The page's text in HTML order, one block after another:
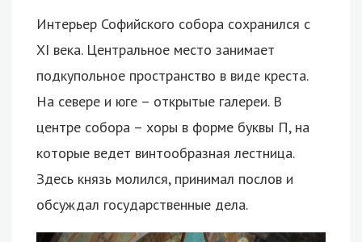
Интерьер Софийского собора сохранился с
XI века. Центральное место занимает
подкупольное пространство в виде креста.
На севере и юге – открытые галереи. В
центре собора – хоры в форме буквы П, на
которые ведет винтообразная лестница.
Здесь князь молился, принимал послов и
обсуждал государственные дела.